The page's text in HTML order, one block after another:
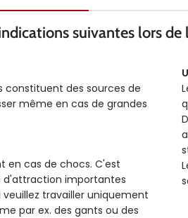
suivantes lors
constituent des sources de
même en cas de grandes
en cas de chocs. C'est
d'attraction importantes
travailler uniquement
par ex. des gants ou des